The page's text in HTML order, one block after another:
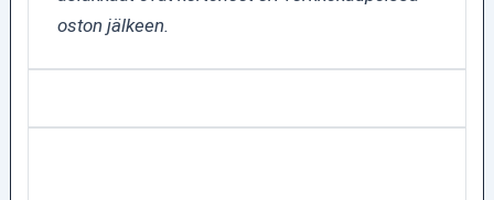
oston jälkeen.